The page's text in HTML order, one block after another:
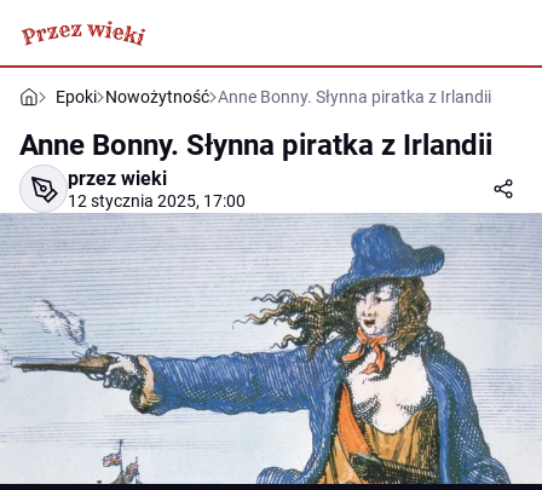
Epoki Nowożytność Anne Bonny. Słynna piratka z Irlandii
Anne Bonny. Słynna piratka z Irlandii
przez wieki
12 stycznia 2025, 17:00